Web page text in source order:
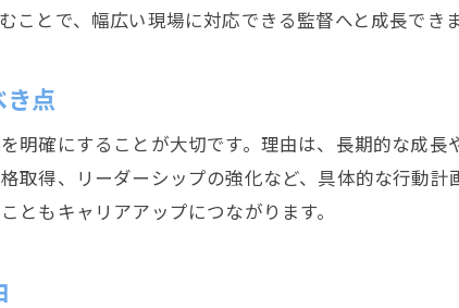
とで、幅広い現場に対応できる監督へと成長できま
点
明確にすることが大切です。理由は、長期的な成
取得、リーダーシップの強化など、具体的な行動
もキャリアアップにつながります。